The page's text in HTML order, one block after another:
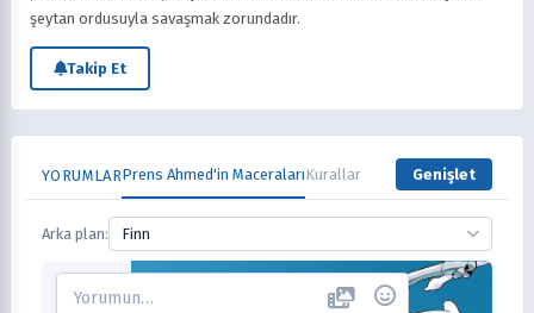
şeytan ordusuyla savaşmak zorundadır.
Takip Et
YORUMLARPrens Ahmed'in MaceralarıKurallar Genişlet
Arka plan: Finn